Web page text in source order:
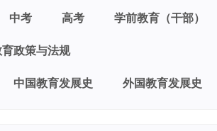
中考 高考 学前教育（干部）
政策与法规
中国教育发展史 外国教育发展史